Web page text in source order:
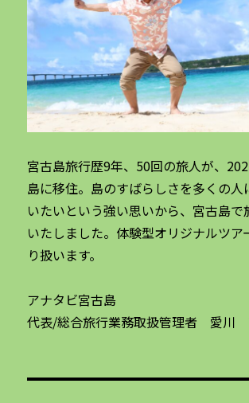
宮古島旅行歴9年、50回の旅人が、
島に移住。島のすばらしさを多くの人
いたいという強い思いから、宮古島で
いたしました。体験型オリジナルツア
り扱います。
アナタビ宮古島
代表/総合旅行業務取扱管理者 愛川